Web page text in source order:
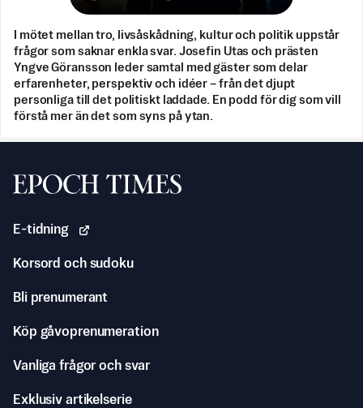
I mötet mellan tro, livsåskådning, kultur och politik uppstår
frågor som saknar enkla svar. Josefin Utas och prästen
Yngve Göransson leder samtal med gäster som delar
erfarenheter, perspektiv och idéer – från det djupt
personliga till det politiskt laddade. En podd för dig som vill
förstå mer än det som syns på ytan.
Svenska Epoch Times
E-tidning
Korsord och sudoku
Bli prenumerant
Köp gåvoprenumeration
Vanliga frågor och svar
Exklusiv artikelserie